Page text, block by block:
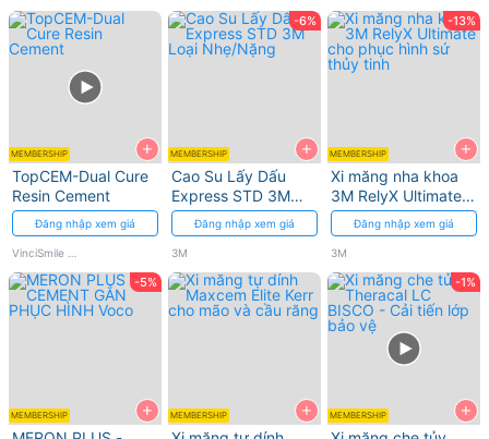
+
MEMBERSHIP
TopCEM-Dual Cure
Resin Cement
Đăng nhập xem giá
-6%
+
MEMBERSHIP
Cao Su Lấy Dấu
Express STD 3M
Loại Nhẹ/Nặng
Đăng nhập xem giá
3M
-13%
+
MEMBERSHIP
Xi măng nha khoa
3M RelyX Ultimate
cho phục hình sứ
thủy tinh
Đăng nhập xem giá
3M
-5%
+
MEMBERSHIP +
MEMBERSHIP
-1%
+
MEMBERSHIP